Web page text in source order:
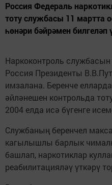
Россия Федераль
тоту службасы 11 мартта
һөнәри бәйрәмен билгеләп
Наркоконтроль
Россия Президенты
имзалана. Беренче
әйләнешен контрольда
2004 елда исә бүгенге
Службаның беренчел
кагылышлы барлык
башлап, наркотиклар
реабилитацияләү үткәрү